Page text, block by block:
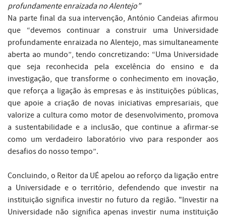
profundamente enraizada no Alentejo”
Na parte final da sua intervenção, António Candeias afirmou
que “devemos continuar a construir uma Universidade
profundamente enraizada no Alentejo, mas simultaneamente
aberta ao mundo”, tendo concretizando: “Uma Universidade
que seja reconhecida pela excelência do ensino e da
investigação, que transforme o conhecimento em inovação,
que reforça a ligação às empresas e às instituições públicas,
que apoie a criação de novas iniciativas empresariais, que
valorize a cultura como motor de desenvolvimento, promova
a sustentabilidade e a inclusão, que continue a afirmar-se
como um verdadeiro laboratório vivo para responder aos
desafios do nosso tempo”.
Concluindo, o Reitor da UÉ apelou ao reforço da ligação entre
a Universidade e o território, defendendo que investir na
instituição significa investir no futuro da região. "Investir na
Universidade não significa apenas investir numa instituição